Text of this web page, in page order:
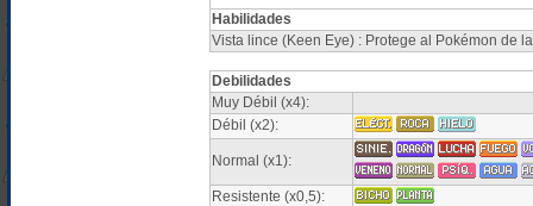
Habilidades
Vista lince (Keen Eye) : Protege al Pokémon de
Debilidades
Muy Débil (x4):
Débil (x2):
Normal (x1):
Resistente (x0,5):